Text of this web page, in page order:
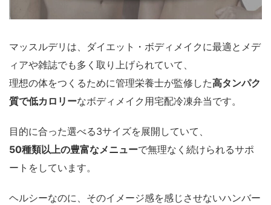
マッスルデリは、ダイエット・ボディメイクに最適とメデ
ィアや雑誌でも多く取り上げられていて、
理想の体をつくるために管理栄養士が監修した高タンパク
質で低カロリーなボディメイク用宅配冷凍弁当です。
目的に合った選べる3サイズを展開していて、
50種類以上の豊富なメニューで無理なく続けられるサポ
ートをしています。
ヘルシーなのに、そのイメージ感を感じさせないハンバー